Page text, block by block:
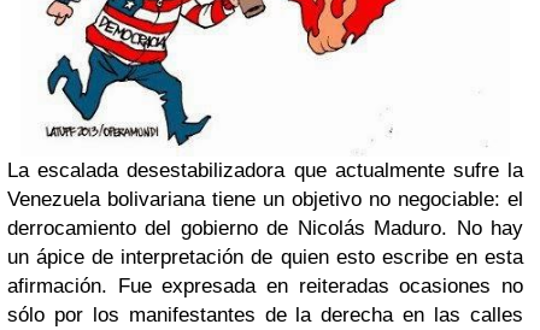
La escalada desestabilizadora que actualmente sufre la
Venezuela bolivariana tiene un objetivo no negociable: el
derrocamiento del gobierno de Nicolás Maduro. No hay
un ápice de interpretación de quien esto escribe en esta
afirmación. Fue expresada en reiteradas ocasiones no
sólo por los manifestantes de la derecha en las calles